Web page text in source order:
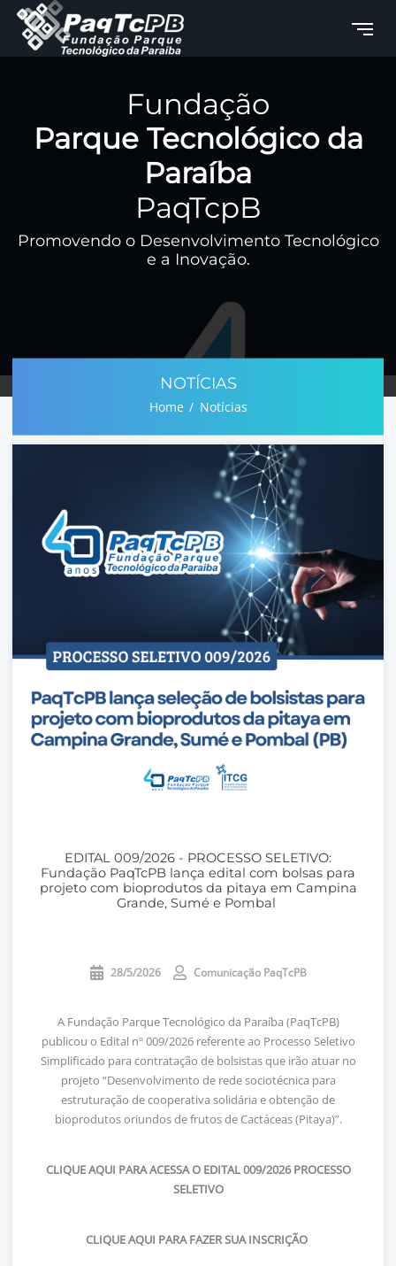
Fundação
Parque Tecnológico da
Paraíba
PaqTcpB
Promovendo o Desenvolvimento Tecnológico
e a Inovação.
NOTÍCIAS
Home Notícias
EDITAL 009/2026 - PROCESSO SELETIVO:
Fundação PaqTcPB lança edital com bolsas para
projeto com bioprodutos da pitaya em Campina
Grande, Sumé e Pombal
28/5/2026 Comunicação PaqTcPB
A Fundação Parque Tecnológico da Paraíba (PaqTcPB)
publicou o Edital nº 009/2026 referente ao Processo Seletivo
Simplificado para contratação de bolsistas que irão atuar no
projeto “Desenvolvimento de rede sociotécnica para
estruturação de cooperativa solidária e obtenção de
bioprodutos oriundos de frutos de Cactáceas (Pitaya)”.
CLIQUE AQUI PARA ACESSA O EDITAL 009/2026 PROCESSO
SELETIVO
CLIQUE AQUI PARA FAZER SUA INSCRIÇÃO